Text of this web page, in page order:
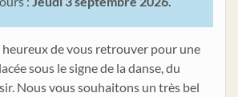
de vous retrouver pour une
sous le signe de la danse, du
Nous vous souhaitons un très bel